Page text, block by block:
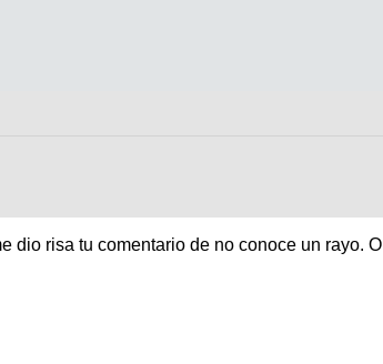
dio risa tu comentario de no conoce un rayo. O